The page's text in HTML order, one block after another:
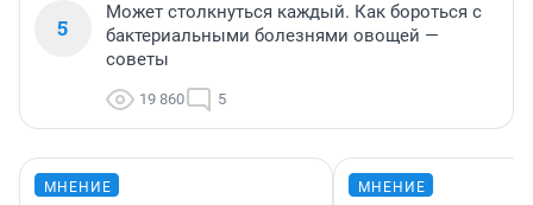
5
Может столкнуться каждый. Как бороться с
бактериальными болезнями овощей —
советы
19 860 5
МНЕНИЕ МНЕНИЕ